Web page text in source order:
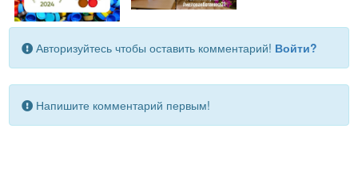
Авторизуйтесь чтобы оставить комментарий! Войти?
Напишите комментарий первым!